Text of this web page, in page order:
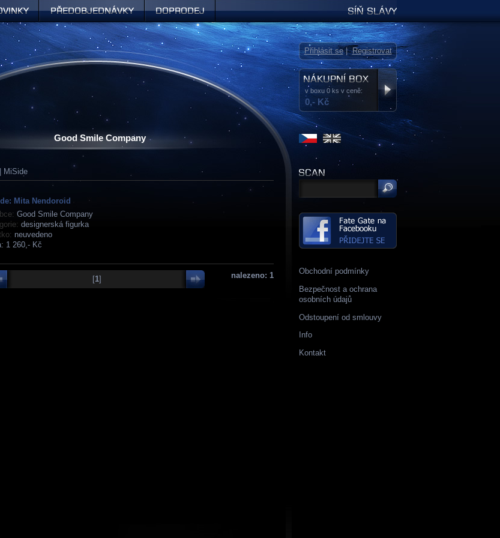
Good Smile Company
MiSide
Mita Nendoroid
Good Smile Company
designerská figurka
neuvedeno
1 260,- Kč
nalezeno: 1
[1]
Obchodní podmínky
Bezpečnost a ochrana
osobních údajů
Odstoupení od smlouvy
Info
Kontakt
v boxu 0 ks v ceně:
0,- Kč
Přihlásit se|Registrovat
Předobjednávky Síň slávy